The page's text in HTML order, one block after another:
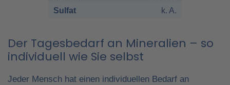
Sulfat
k. A.
Der Tagesbedarf an Mineralien – so
individuell wie Sie selbst
Jeder Mensch hat einen individuellen Bedarf an